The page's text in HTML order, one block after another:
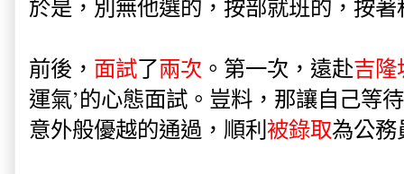
於是，別無他選的，按部就班的，按
前後， 面試了兩次 。第一次，遠赴吉隆
運氣’的心態面試。豈料，那讓自己等待
意外般優越的通過，順利被錄取為公務